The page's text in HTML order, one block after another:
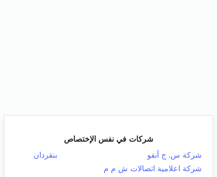
شركات في نفس الإختصاص
شركة س. ج أنفو
بنقردان
شركة اعلامية اتصالات ش م م